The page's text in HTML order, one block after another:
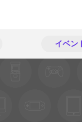
イベン